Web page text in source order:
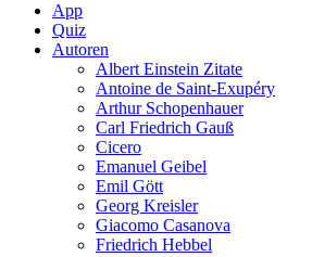
App
Quiz
Autoren
Albert Einstein Zitate
Antoine de Saint-Exupéry
Arthur Schopenhauer
Carl Friedrich Gauß
Cicero
Emanuel Geibel
Emil Gött
Georg Kreisler
Giacomo Casanova
Friedrich Hebbel